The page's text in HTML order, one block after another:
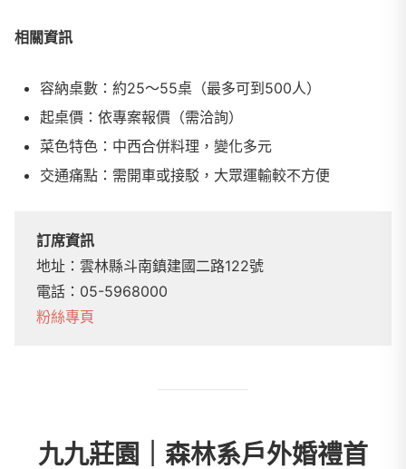
相關資訊
容納桌數：約25～55桌（最多可到500人）
起桌價：依專案報價（需洽詢）
菜色特色：中西合併料理，變化多元
交通痛點：需開車或接駁，大眾運輸較不方便
訂席資訊
地址：雲林縣斗南鎮建國二路122號
電話：05-5968000
粉絲專頁
九九莊園｜森林系戶外婚禮首